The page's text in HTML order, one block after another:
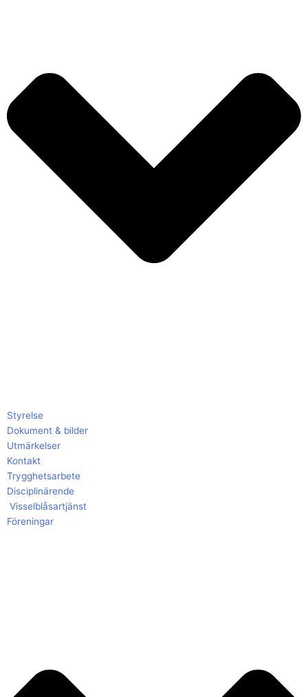
Styrelse
Dokument & bilder
Utmärkelser
Kontakt
Trygghetsarbete
Disciplinärende
Visselblåsartjänst
Föreningar